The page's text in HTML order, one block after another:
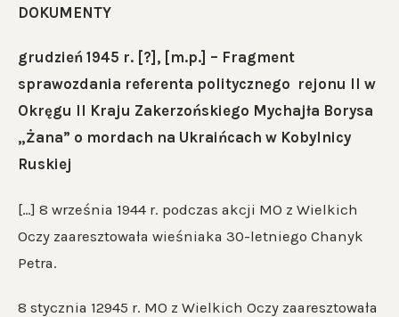
DOKUMENTY
grudzień 1945 r. [?], [m.p.] – Fragment
sprawozdania referenta politycznego rejonu II w
Okręgu II Kraju Zakerzońskiego Mychajła Borysa
„Żana” o mordach na Ukraińcach w Kobylnicy
Ruskiej
[…] 8 września 1944 r. podczas akcji MO z Wielkich
Oczy zaaresztowała wieśniaka 30-letniego Chanyk
Petra.
8 stycznia 12945 r. MO z Wielkich Oczy zaaresztowała